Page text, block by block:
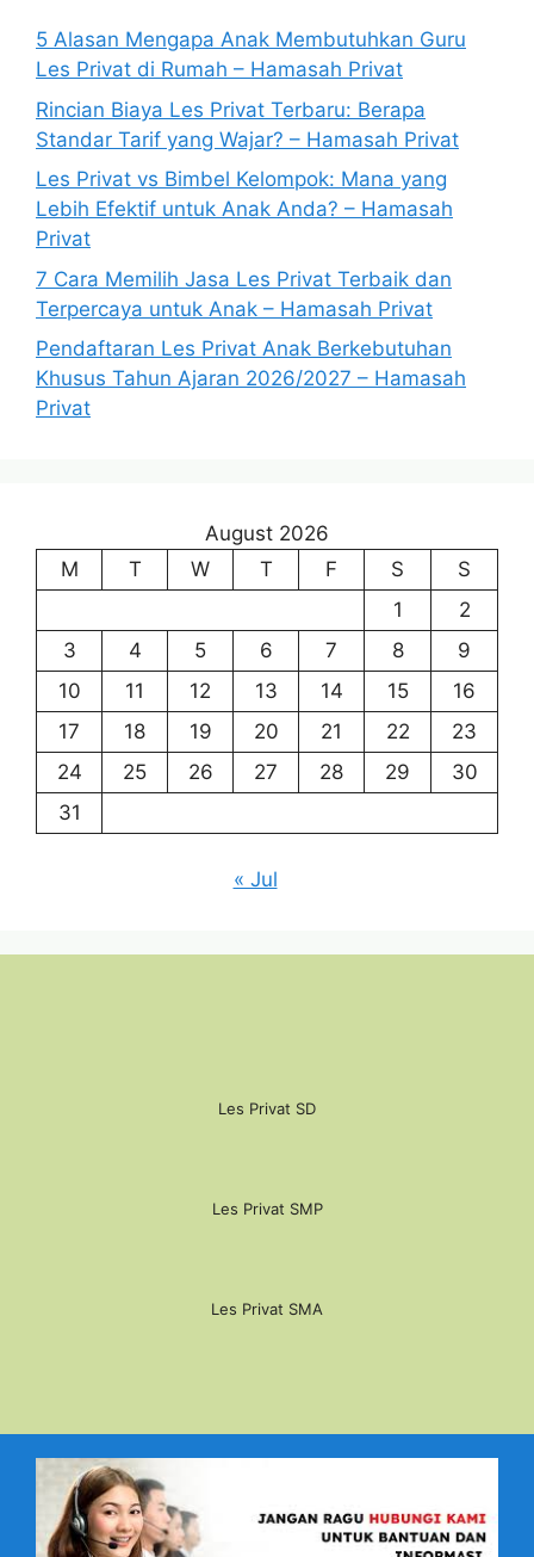
5 Alasan Mengapa Anak Membutuhkan Guru
Les Privat di Rumah – Hamasah Privat
Rincian Biaya Les Privat Terbaru: Berapa
Standar Tarif yang Wajar? – Hamasah Privat
Les Privat vs Bimbel Kelompok: Mana yang
Lebih Efektif untuk Anak Anda? – Hamasah
Privat
7 Cara Memilih Jasa Les Privat Terbaik dan
Terpercaya untuk Anak – Hamasah Privat
Pendaftaran Les Privat Anak Berkebutuhan
Khusus Tahun Ajaran 2026/2027 – Hamasah
Privat
August 2026
M
T W T F S
S
1
2
3
4 5 6 7 8
9
10
11 12 13 14 15
16
17
18 19 20 21 22
23
24
25 26 27 28 29
30
31
« Jul
Les Privat SD
Les Privat SMP
Les Privat SMA